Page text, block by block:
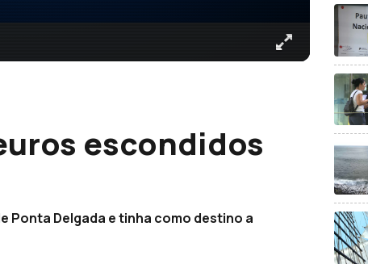
escondidos
Ponta Delgada e tinha como destino a